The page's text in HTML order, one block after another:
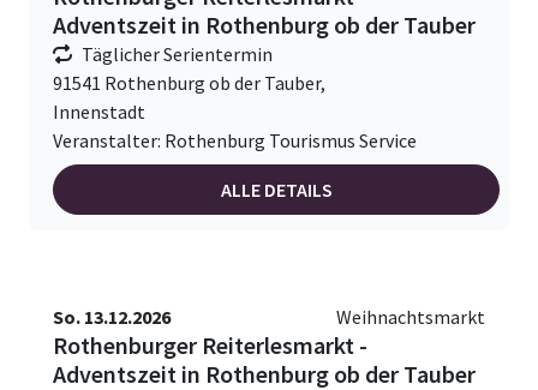
Adventszeit in Rothenburg ob der Tauber
Täglicher Serientermin
91541 Rothenburg ob der Tauber,
Innenstadt
Veranstalter: Rothenburg Tourismus Service
ALLE DETAILS
So. 13.12.2026 Weihnachtsmarkt
Rothenburger Reiterlesmarkt -
Adventszeit in Rothenburg ob der Tauber